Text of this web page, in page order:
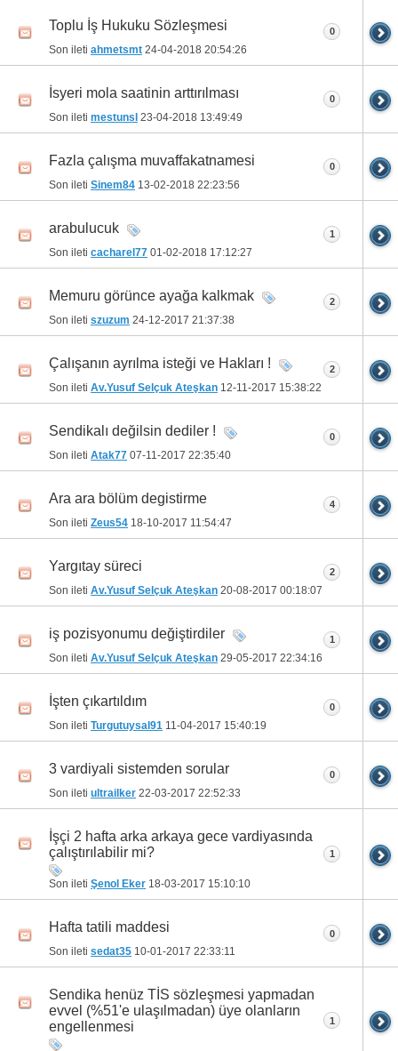
Toplu İş Hukuku Sözleşmesi
Son ileti ahmetsmt 24-04-2018 20:54:26
0
İsyeri mola saatinin arttırılması
Son ileti mestunsl 23-04-2018 13:49:49
0
Fazla çalışma muvaffakatnamesi
Son ileti Sinem84 13-02-2018 22:23:56
0
arabulucuk
Son ileti cacharel77 01-02-2018 17:12:27
1
Memuru görünce ayağa kalkmak
Son ileti szuzum 24-12-2017 21:37:38
2
Çalışanın ayrılma isteği ve Hakları !
Son ileti Av.Yusuf Selçuk Ateşkan 12-11-2017 15:38:22
2
Sendikalı değilsin dediler !
Son ileti Atak77 07-11-2017 22:35:40
0
Ara ara bölüm degistirme
Son ileti Zeus54 18-10-2017 11:54:47
4
Yargıtay süreci
Son ileti Av.Yusuf Selçuk Ateşkan 20-08-2017 00:18:07
2
iş pozisyonumu değiştirdiler
Son ileti Av.Yusuf Selçuk Ateşkan 29-05-2017 22:34:16
1
İşten çıkartıldım
Son ileti Turgutuysal91 11-04-2017 15:40:19
0
3 vardiyali sistemden sorular
Son ileti ultrailker 22-03-2017 22:52:33
0
İşçi 2 hafta arka arkaya gece vardiyasında
çalıştırılabilir mi?
Son ileti Şenol Eker 18-03-2017 15:10:10
1
Hafta tatili maddesi
Son ileti sedat35 10-01-2017 22:33:11
0
Sendika henüz TİS sözleşmesi yapmadan
evvel (%51'e ulaşılmadan) üye olanların
engellenmesi
1